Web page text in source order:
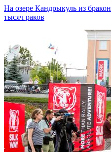
На озере Кандрыкуль из
тысяч раков